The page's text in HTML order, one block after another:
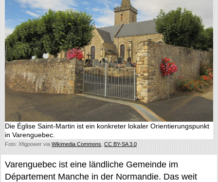
Die Église Saint-Martin ist ein konkreter lokaler Orientierungspunkt
in Varenguebec.
Foto: Xfigpower via Wikimedia Commons CC BY-SA 3.0
Varenguebec ist eine ländliche Gemeinde im
Département Manche in der Normandie. Das weit